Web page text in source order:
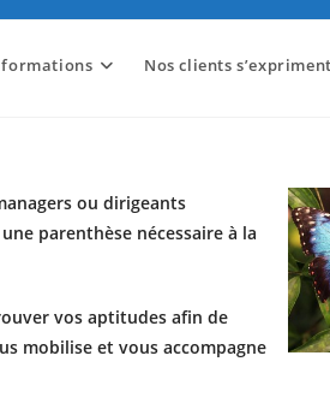
formations Nos clients s’expriment
ou dirigeants
parenthèse nécessaire à la
vos aptitudes afin de
mobilise et vous accompagne